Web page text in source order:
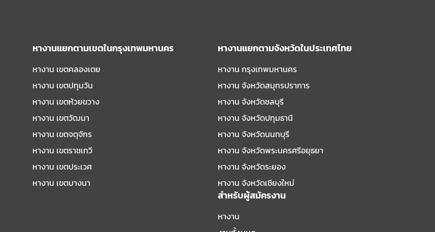
หางานแยกตามเขตในกรุงเทพมหานคร
หางาน เขตคลองเตย
หางาน เขตปทุมวัน
หางาน เขตห้วยขวาง
หางาน เขตวัฒนา
หางาน เขตจตุจักร
หางาน เขตราชเทวี
หางาน เขตประเวศ
หางาน เขตบางนา
หางานแยกตามจังหวัดในประเทศไทย
หางาน กรุงเทพมหานคร
หางาน จังหวัดสมุทรปราการ
หางาน จังหวัดชลบุรี
หางาน จังหวัดปทุมธานี
หางาน จังหวัดนนทบุรี
หางาน จังหวัดพระนครศรีอยุธยา
หางาน จังหวัดระยอง
หางาน จังหวัดเชียงใหม่
สำหรับผู้สมัครงาน
หางาน